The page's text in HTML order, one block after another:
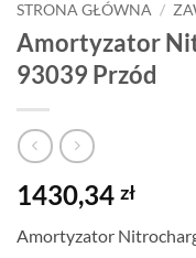
STRONA GŁÓWNA /
Amortyzator
93039 Przód
1430,34 zł
Amortyzator